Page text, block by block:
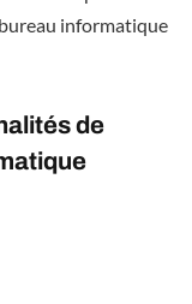
informatique
de